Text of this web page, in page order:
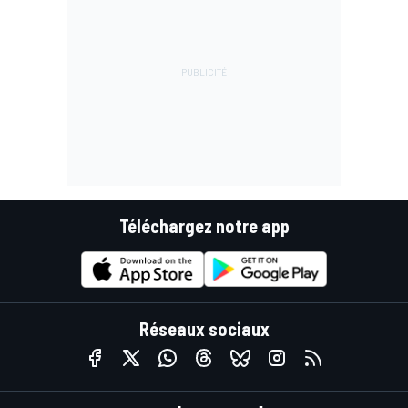
Téléchargez notre app
Réseaux sociaux